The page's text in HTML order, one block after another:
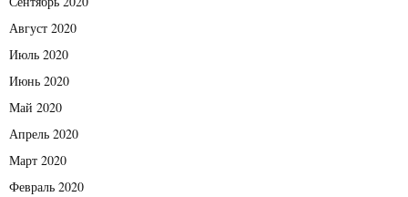
Август 2020
Июль 2020
Июнь 2020
Май 2020
Апрель 2020
Март 2020
Февраль 2020